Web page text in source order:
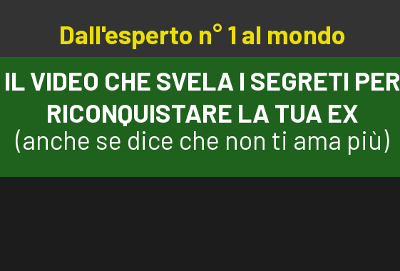
Dall'esperto n° 1 al mondo
IL VIDEO CHE SVELA I SEGRETI PER
RICONQUISTARE LA TUA EX
(anche se dice che non ti ama più)